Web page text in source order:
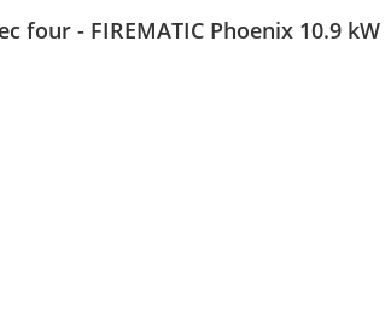
four - FIREMATIC Phoenix 10.9 kW